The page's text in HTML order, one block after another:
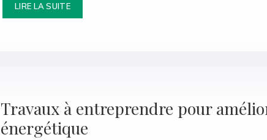
LIRE LA SUITE
Travaux à entreprendre pour
énergétique